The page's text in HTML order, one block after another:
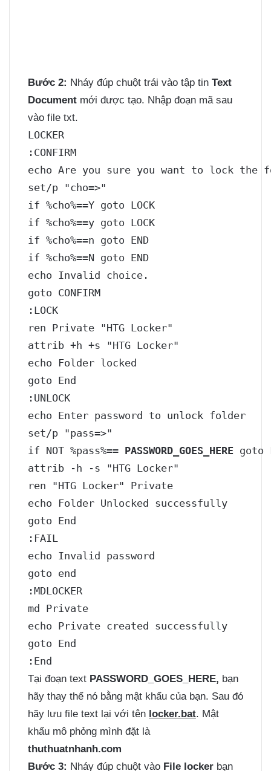
Bước 2: Nháy đúp chuột trái vào tập tin Text
Document mới được tạo. Nhập đoạn mã sau
vào file txt.
LOCKER
:CONFIRM
echo Are you sure you want to lock the
set/p "cho=>"
if %cho%==Y goto LOCK
if %cho%==y goto LOCK
if %cho%==n goto END
if %cho%==N goto END
echo Invalid choice.
goto CONFIRM
:LOCK
ren Private "HTG Locker"
attrib +h +s "HTG Locker"
echo Folder locked
goto End
:UNLOCK
echo Enter password to unlock folder
set/p "pass=>"
if NOT %pass%== PASSWORD_GOES_HERE goto
attrib -h -s "HTG Locker"
ren "HTG Locker" Private
echo Folder Unlocked successfully
goto End
:FAIL
echo Invalid password
goto end
:MDLOCKER
md Private
echo Private created successfully
goto End
:End
Tại đoạn text PASSWORD_GOES_HERE, bạn
hãy thay thế nó bằng mật khẩu của bạn. Sau đó
hãy lưu file text lại với tên locker.bat. Mật
khẩu mô phỏng mình đặt là
thuthuatnhanh.com
Bước 3: Nháy đúp chuột vào File locker bạn